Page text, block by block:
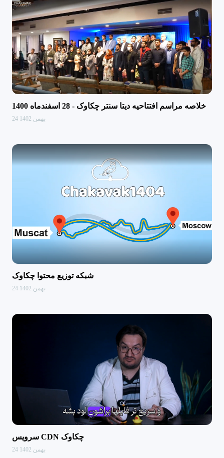
خلاصه مراسم افتتاحیه دیتا سنتر چکاوک - 28 اسفندماه 1400
24 بهمن 1402
شبکه توزیع محتوا چکاوک
24 بهمن 1402
سرویس CDN چکاوک
24 بهمن 1402